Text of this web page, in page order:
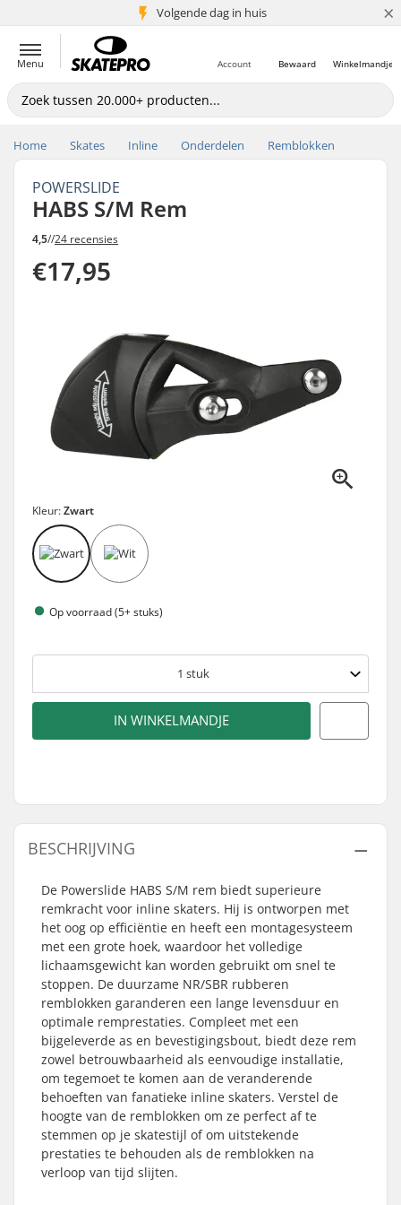
Volgende dag in huis
5+ mln. klanten ×
Menu Winkelmandje
Bewaard
Account
Home Skates Inline Onderdelen Remblokken
POWERSLIDE
HABS S/M Rem
4,5//24 recensies
€17,95
Kleur:Zwart
Op voorraad (5+ stuks)
1 stuk
IN WINKELMANDJE
BESCHRIJVING
De Powerslide HABS S/M rem biedt superieure
remkracht voor inline skaters. Hij is ontworpen met
het oog op efficiëntie en heeft een montagesysteem
met een grote hoek, waardoor het volledige
lichaamsgewicht kan worden gebruikt om snel te
stoppen. De duurzame NR/SBR rubberen
remblokken garanderen een lange levensduur en
optimale remprestaties. Compleet met een
bijgeleverde as en bevestigingsbout, biedt deze rem
zowel betrouwbaarheid als eenvoudige installatie,
om tegemoet te komen aan de veranderende
behoeften van fanatieke inline skaters. Verstel de
hoogte van de remblokken om ze perfect af te
stemmen op je skatestijl of om uitstekende
prestaties te behouden als de remblokken na
verloop van tijd slijten.